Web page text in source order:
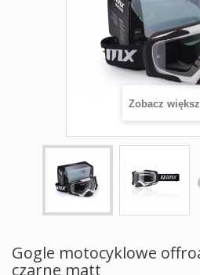
Zobacz
Gogle motocyklowe
czarne matt